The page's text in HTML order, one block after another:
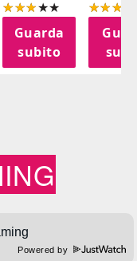
Guarda
subito
Powered by